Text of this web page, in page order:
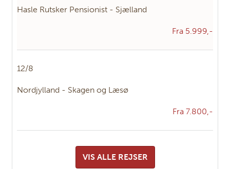
Hasle Rutsker Pensionist - Sjælland
Fra 5.999,-
12/8
Nordjylland - Skagen og Læsø
Fra 7.800,-
VIS ALLE REJSER